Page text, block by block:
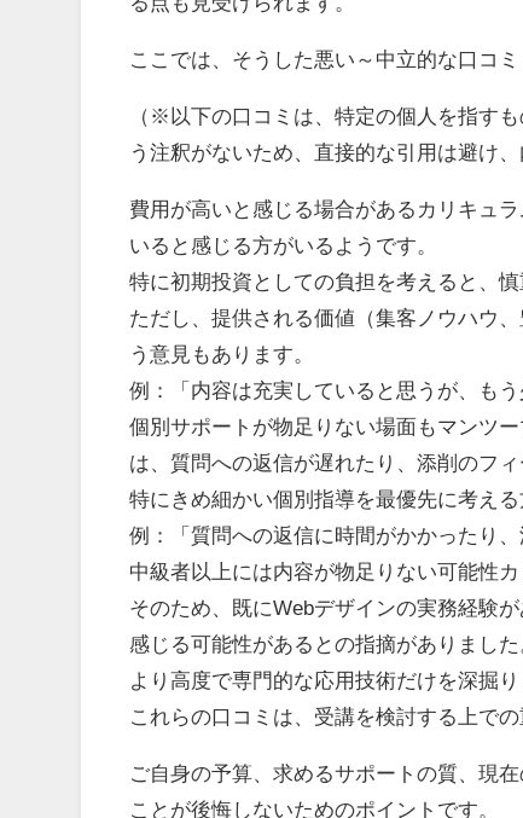
ここでは、そうした悪い～中立的な口コ
（※以下の口コミは、特定の個人を指す
う注釈がないため、直接的な引用は避け
費用が高いと感じる場合があるカリキュ
いると感じる方がいるようです。
特に初期投資としての負担を考えると、
ただし、提供される価値（集客ノウハウ
う意見もあります。
例：「内容は充実していると思うが、も
個別サポートが物足りない場面もマンツ
は、質問への返信が遅れたり、添削のフ
特にきめ細かい個別指導を最優先に考え
例：「質問への返信に時間がかかったり
中級者以上には内容が物足りない可能性
そのため、既にWebデザインの実務経験
感じる可能性があるとの指摘がありました
より高度で専門的な応用技術だけを深掘
これらの口コミは、受講を検討する上で
ご自身の予算、求めるサポートの質、現
ことが後悔しないためのポイントです。